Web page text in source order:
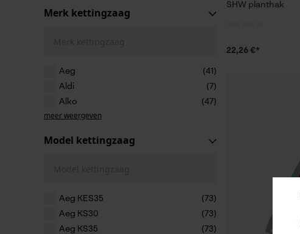
Merk kettingzaag
Aeg
(41)
Aldi
(7)
Alko
(47)
meer weergeven
Model kettingzaag
Aeg KES35
(73)
Aeg KS30
(73)
Aeg KS35
(73)
SHW planthak
22,26 €*